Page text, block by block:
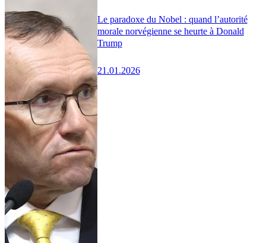
Le paradoxe du Nobel : quand l’autorité
morale norvégienne se heurte à Donald
Trump
21.01.2026